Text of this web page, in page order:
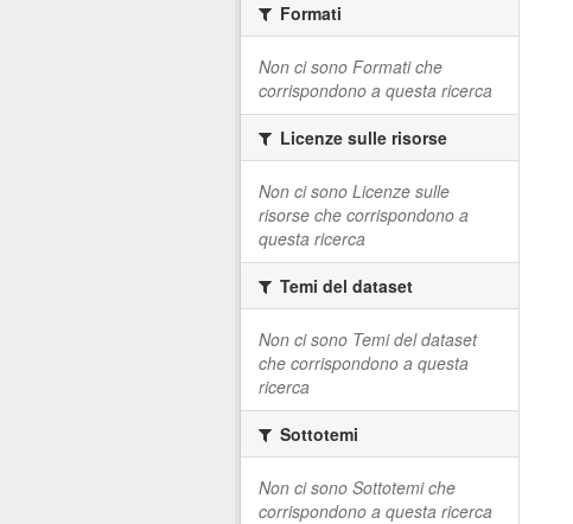
Formati
Non ci sono Formati che
corrispondono a questa ricerca
Licenze sulle risorse
Non ci sono Licenze sulle
risorse che corrispondono a
questa ricerca
Temi del dataset
Non ci sono Temi del dataset
che corrispondono a questa
ricerca
Sottotemi
Non ci sono Sottotemi che
corrispondono a questa ricerca